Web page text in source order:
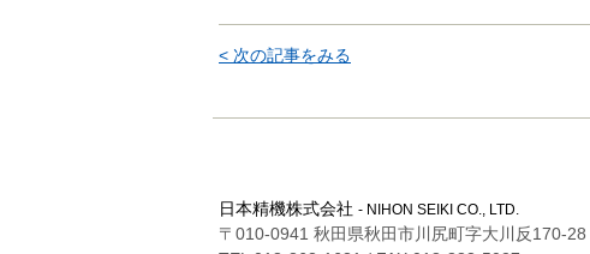
< 次の記事をみる
日本精機株式会社 - NIHON SEIKI CO., LTD.
〒010-0941 秋田県秋田市川尻町字大川反170-28